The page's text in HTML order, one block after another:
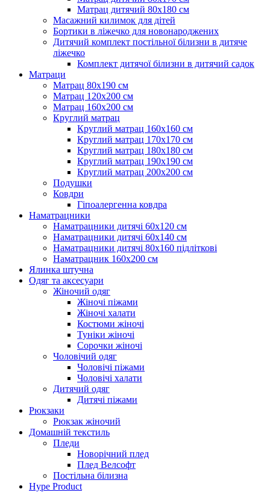
Матрац дитячий 80х180 см
Масажний килимок для дітей
Бортики в ліжечко для новонароджених
Дитячий комплект постільної білизни в дитяче
ліжечко
Комплект дитячої білизни в дитячий садок
Матраци
Матрац 80х190 см
Матрац 120х200 см
Матрац 160х200 см
Круглий матрац
Круглий матрац 160х160 см
Круглий матрац 170х170 см
Круглий матрац 180х180 см
Круглий матрац 190х190 см
Круглий матрац 200х200 см
Подушки
Ковдри
Гіпоалергенна ковдра
Наматрацники
Наматрацники дитячі 60х120 см
Наматрацники дитячі 60х140 см
Наматрацники дитячі 80х160 підліткові
Наматрацник 160х200 см
Ялинка штучна
Одяг та аксесуари
Жіночий одяг
Жіночі піжами
Жіночі халати
Костюми жіночі
Туніки жіночі
Сорочки жіночі
Чоловічий одяг
Чоловічі піжами
Чоловічі халати
Дитячий одяг
Дитячі піжами
Рюкзаки
Рюкзак жіночий
Домашній текстиль
Пледи
Новорічний плед
Плед Велсофт
Постільна білизна
Hype Product